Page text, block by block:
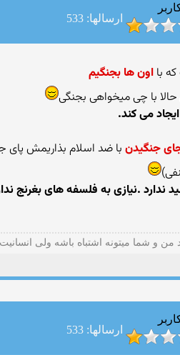
ارسالها: 533
اون ها بجنگیم
با چی میخواهی بجنگی
مى کند.
جنگیدن با ضد اسلام بذاریمش
های بغرنج ندارد .‬ ‫دين من عقل من است و مرجع آن
من و شما میتونه اشتباه باشه ولی
ارسالها: 533